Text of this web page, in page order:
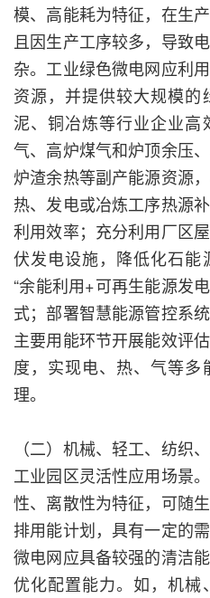
模、高能耗为特征，在生
且因生产工序较多，导致
杂。工业绿色微电网应利
资源，并提供较大规模
泥、铜冶炼等行业企业
气、高炉煤气和炉顶余压
炉渣余热等副产能源资源
热、发电或冶炼工序热源
利用效率；充分利用厂区
伏发电设施，降低化石能
“余能利用+可再生能源发
式；部署智慧能源管控系
主要用能环节开展能效评
度，实现电、热、气等
理。
（二）机械、轻工、纺织
工业园区灵活性应用场景
性、离散性为特征，可随
排用能计划，具有一定的
微电网应具备较强的清洁
优化配置能力。如，机